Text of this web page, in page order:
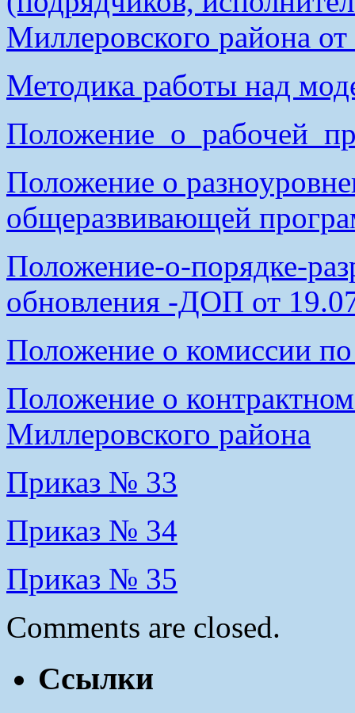
Миллеровского района
Методика работы над
Положение о
общеразвивающей
Положение-о-порядке-
обновления -ДОП от
Положение о комиссии
Положение о
Миллеровского района
Приказ № 33
Приказ № 34
Приказ № 35
Comments are closed.
Ссылки